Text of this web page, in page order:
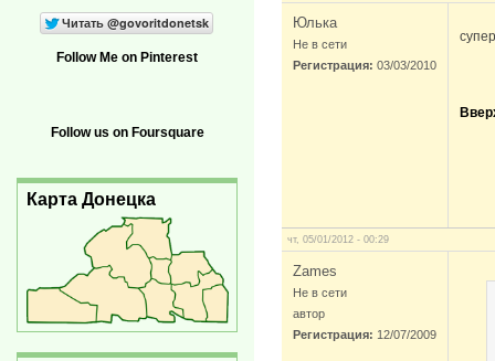
Юлька
Не в сети
Регистрация: 03/03/2010
чт, 05/01/2012 - 00:29
Zames
Не в сети
автор
Регистрация: 12/07/2009
Follow Me on Pinterest
Follow us on Foursquare
Карта Донецка